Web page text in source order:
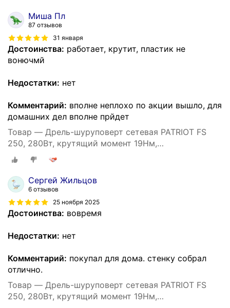
Миша Пл
87 отзывов
31 января
Достоинства: работает, крутит, пластик не
вонючмй
Недостатки: нет
Комментарий: вполне неплохо по акции вышло, для
домашних дел вполне прйдет
Товар — Дрель-шуруповерт сетевая PATRIOT FS
250, 280Вт, крутящий момент 19Нм,
быстрозажимной патрон
Сергей Жильцов
6 отзывов
25 ноября 2025
Достоинства: вовремя
Недостатки: нет
Комментарий: покупал для дома. стенку собрал
отлично.
Товар — Дрель-шуруповерт сетевая PATRIOT FS
250, 280Вт, крутящий момент 19Нм,